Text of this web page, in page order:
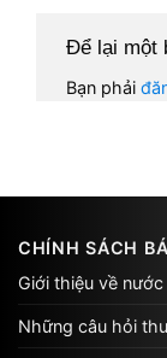
Để lại một
Bạn phải
CHÍNH SÁCH
Giới thiệu về
Những câu hỏi